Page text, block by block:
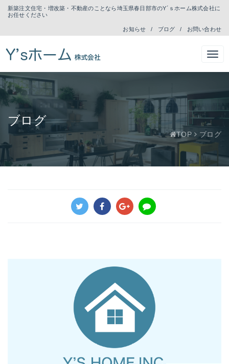
新築注文住宅・増改築・不動産のことなら埼玉県春日部市のY´ｓホーム株式会社に
お任せください
お知らせ ブログ お問い合わせ
ブログ
TOP ブログ